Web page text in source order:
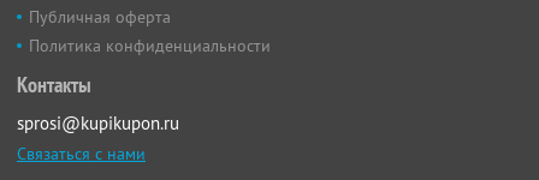
Публичная оферта
Политика конфиденциальности
Контакты
sprosi@kupikupon.ru
Связаться с нами